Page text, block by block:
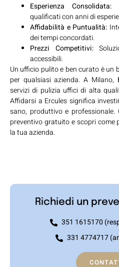
Esperienza Consolidata:
qualificati con anni di
Affidabilità e Puntualità:
dei tempi concordati.
Prezzi Competitivi:
accessibili.
Un ufficio pulito e ben curato è
per qualsiasi azienda. A Milano,
servizi di pulizia uffici di alta
Affidarsi a Ercules significa
sano, produttivo e
preventivo gratuito e scopri come
la tua azienda.
Richiedi un
351 1615170
331 4774717